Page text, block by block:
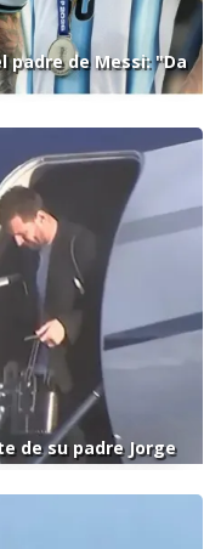
de Messi: "Da
de su padre Jorge